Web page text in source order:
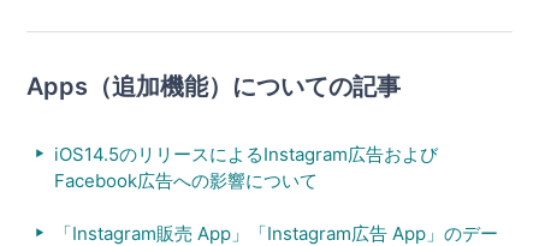
Apps（追加機能）についての記事
iOS14.5のリリースによるInstagram広告および
Facebook広告への影響について
「Instagram販売 App」「Instagram広告 App」のデー